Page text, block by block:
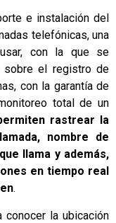
e instalación del
telefónicas, una
con la que se
sobre el registro de
con la garantía de
total de un
rastrear la
nombre de
llama y además,
en tiempo real
.
conocer la ubicación